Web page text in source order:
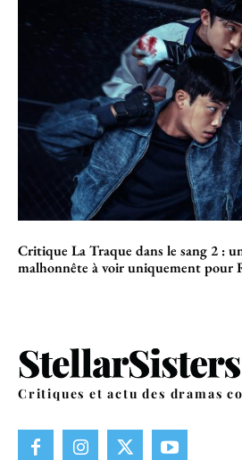
Critique La Traque dans le sang 2 :
malhonnête à voir uniquement pour
Critiques et actu des dramas